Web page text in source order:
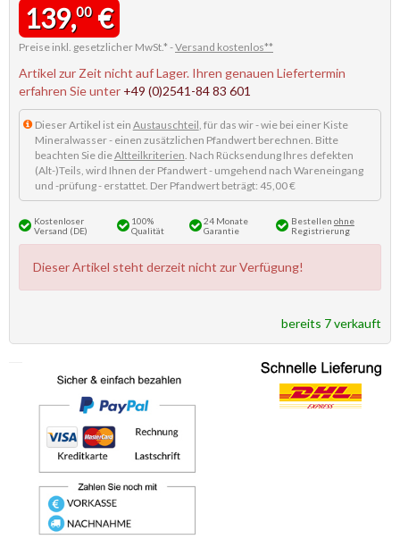
139,00€
Preise inkl. gesetzlicher MwSt.* -Versand kostenlos**
Artikel zur Zeit nicht auf Lager. Ihren genauen Liefertermin
erfahren Sie unter +49 (0)2541-84 83 601
Dieser Artikel ist ein Austauschteil, für das wir - wie bei einer Kiste
Mineralwasser - einen zusätzlichen Pfandwert berechnen. Bitte
beachten Sie dieAltteilkriterien. Nach Rücksendung Ihres defekten
(Alt-)Teils, wird Ihnen der Pfandwert - umgehend nach Wareneingang
und -prüfung - erstattet. Der Pfandwert beträgt: 45,00 €
Kostenloser
Versand (DE)
100%
Qualität
24 Monate
Garantie
Bestellen ohne
Registrierung
Dieser Artikel steht derzeit nicht zur Verfügung!
bereits 7 verkauft